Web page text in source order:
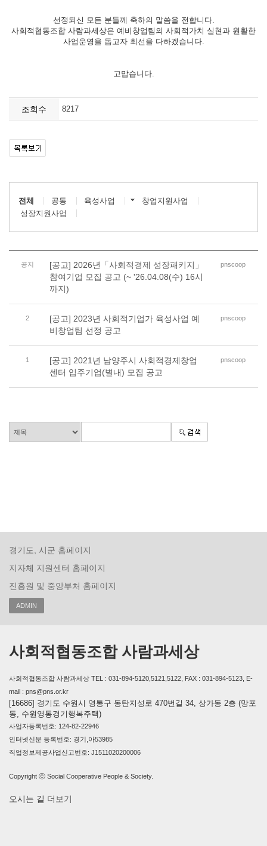
선정되신 모든 분들께 축하의 말씀을 전합니다.
사회적협동조합 사람과세상은 예비창업팀의 사회적가치 실현과 원활한
사업운영을 돕고자 최선을 다하겠습니다.
고맙습니다.
조회수 8217
전체 공통 육성사업
창업지원사업
성장지원사업
공지
[공고] 2026년「사회적경제 성장패키지」
참여기업 모집 공고 (~ '26.04.08(수) 16시
까지)
pnscoop
2
[공고] 2023년 사회적기업가 육성사업 예
비창업팀 선정 공고
pnscoop
1
[공고] 2021년 남양주시 사회적경제창업
센터 입주기업(별내) 모집 공고
pnscoop
경기도, 시군 홈페이지
지자체 지원센터 홈페이지
진흥원 및 중앙부처 홈페이지
ADMIN
사회적협동조합 사람과세상
사회적협동조합 사람과세상 TEL : 031-894-5120,5121,5122, FAX : 031-894-5123, E-
mail : pns@pns.or.kr
[16686] 경기도 수원시 영통구 동탄지성로 470번길 34, 상가동 2층 (망포
동, 수원영통경기행복주택)
사업자등록번호: 124-82-22946
인터넷신문 등록번호: 경기,아53985
직업정보제공사업신고번호: J1511020200006
Copyright ⓒ Social Cooperative People & Society.
오시는 길 더보기